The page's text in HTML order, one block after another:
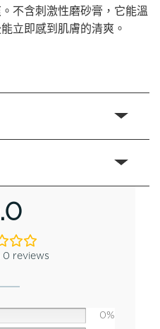
不含刺激性磨砂膏，它能溫
立即感到肌膚的清爽。
0 reviews
0%